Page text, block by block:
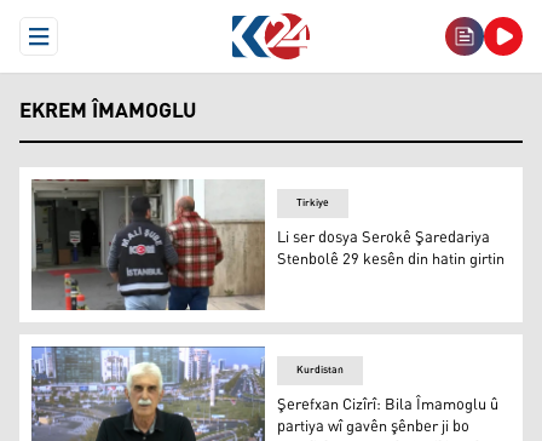
Open Menu
EKREM ÎMAMOGLU
Li ser dosya Serokê Şaredariya Stenbolê 29 kesên din
Tirkiye
Li ser dosya Serokê Şaredariya
Stenbolê 29 kesên din hatin girtin
Kurdistan
Şerefxan Cizîrî: Bila Îmamoglu û
partiya wî gavên şênber ji bo